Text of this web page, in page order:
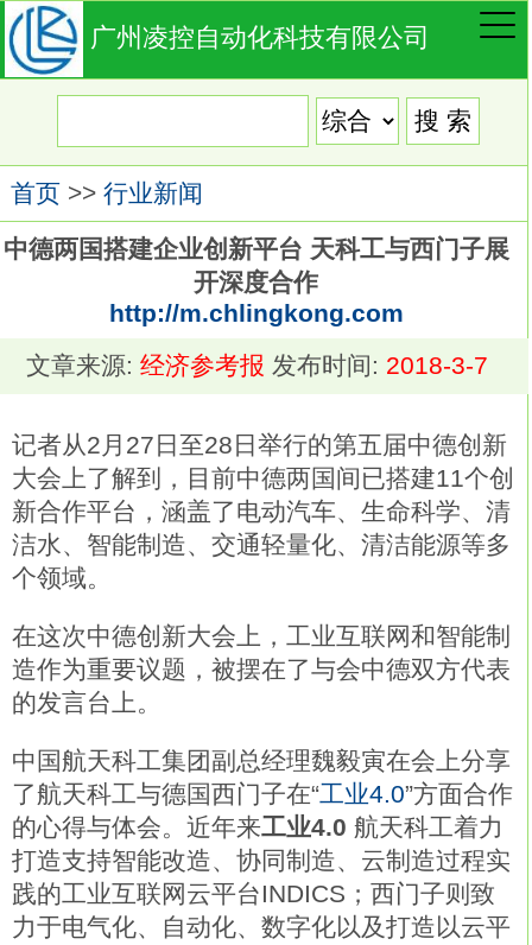
广州凌控自动化科技有限公司
首页>> 行业新闻
中德两国搭建企业创新平台 天科工与西门子展
开深度合作
http://m.chlingkong.com
文章来源: 经济参考报 发布时间: 2018-3-7
记者从2月27日至28日举行的第五届中德创新
大会上了解到，目前中德两国间已搭建11个创
新合作平台，涵盖了电动汽车、生命科学、清
洁水、智能制造、交通轻量化、清洁能源等多
个领域。
在这次中德创新大会上，工业互联网和智能制
造作为重要议题，被摆在了与会中德双方代表
的发言台上。
中国航天科工集团副总经理魏毅寅在会上分享
了航天科工与德国西门子在“工业4.0”方面合作
的心得与体会。近年来工业4.0 航天科工着力
打造支持智能改造、协同制造、云制造过程实
践的工业互联网云平台INDICS；西门子则致
力于电气化、自动化、数字化以及打造以云平